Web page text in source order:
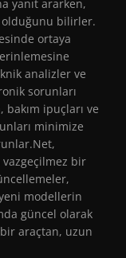
yanıt ararken,
olduğunu bilirler.
ortaya
analizler ve
sorunları
bakım ipuçları ve
minimize
bir
modellerin
güncel olarak
araçtan, uzun